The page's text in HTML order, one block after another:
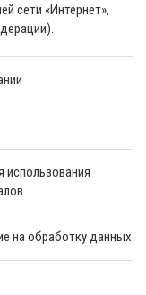
сети «Интернет»,
использования
на обработку данных